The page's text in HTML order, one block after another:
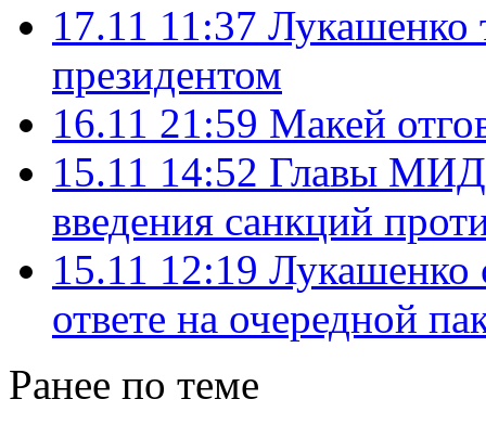
17.11 11:37 Лукашенко
президентом
16.11 21:59 Макей
15.11 14:52 Главы МИД
введения санкций
15.11 12:19 Лукашенко
ответе на очередной
Ранее по теме